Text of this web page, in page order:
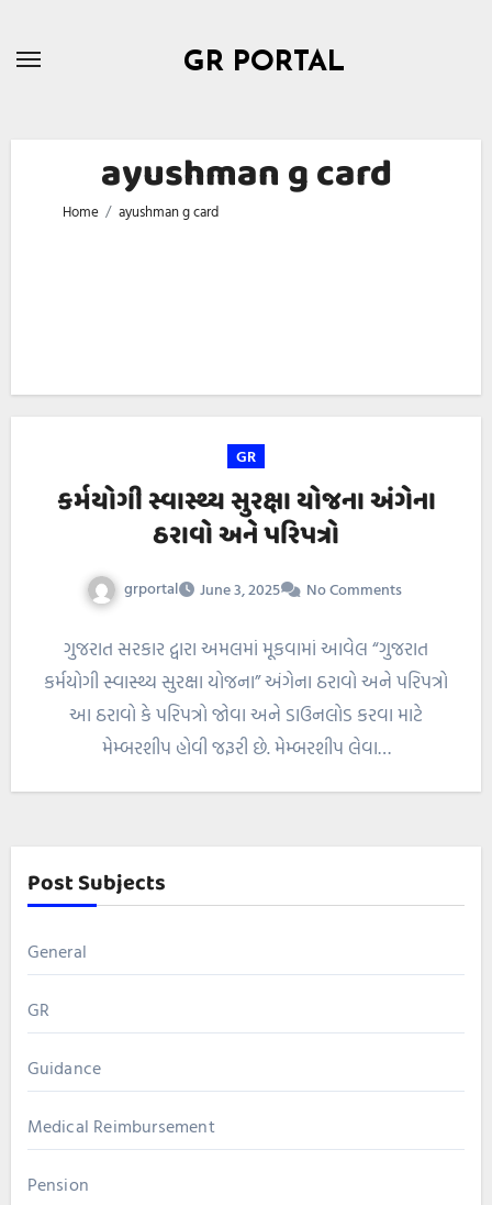
content
GR PORTAL
ayushman g card
Home ayushman g card
GR
કર્મયોગી સ્વાસ્થ્ય સુરક્ષા યોજના અંગેના
ઠરાવો અને પરિપત્રો
grportal June 3, 2025 No Comments
ગુજરાત સરકાર દ્વારા અમલમાં મૂકવામાં આવેલ “ગુજરાત
કર્મયોગી સ્વાસ્થ્ય સુરક્ષા યોજના” અંગેના ઠરાવો અને પરિપત્રો
આ ઠરાવો કે પરિપત્રો જોવા અને ડાઉનલોડ કરવા માટે
મેમ્બરશીપ હોવી જરૂરી છે. મેમ્બરશીપ લેવા…
Post Subjects
General
GR
Guidance
Medical Reimbursement
Pension